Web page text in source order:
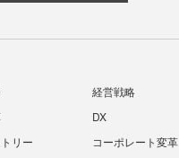
経営戦略
DX
リー
コーポレート変革